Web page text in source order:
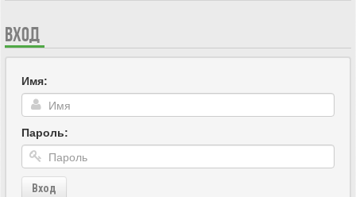
ВХОД
Имя:
Пароль:
Вход